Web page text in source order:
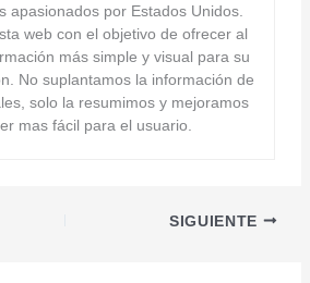
apasionados por Estados Unidos.
web con el objetivo de ofrecer al
más simple y visual para su
No suplantamos la información de
solo la resumimos y mejoramos
mas fácil para el usuario.
SIGUIENTE